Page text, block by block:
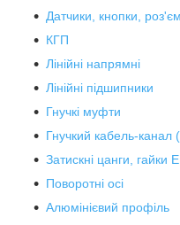
Датчики, кнопки,
КГП
Лінійні напрямні
Лінійні підшипники
Гнучкі муфти
Гнучкий кабель-канал
Затискні цанги, гайки
Поворотні осі
Алюмінієвий профіль